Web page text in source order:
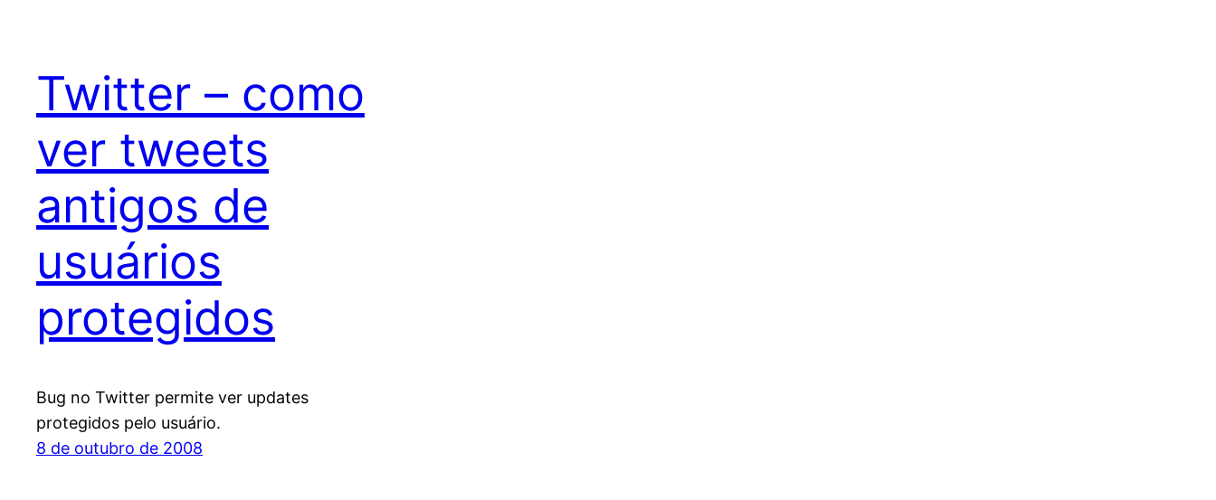
Twitter – como
ver tweets
antigos de
usuários
protegidos
Bug no Twitter permite ver updates
protegidos pelo usuário.
8 de outubro de 2008